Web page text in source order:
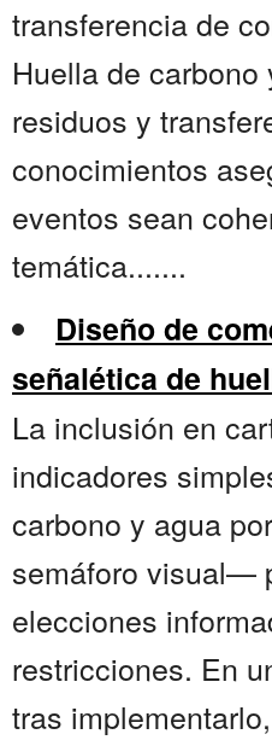
transferencia de
Huella de
residuos y
conocimientos
eventos sean
temática.......
Diseño de
señalética de
La inclusión en
indicadores
carbono y agua
semáforo visual—
elecciones
restricciones. En
tras